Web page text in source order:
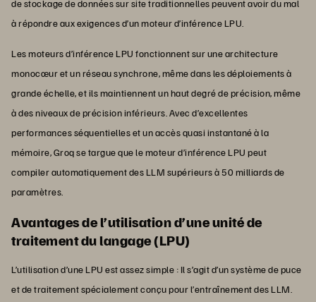
de stockage de données sur site traditionnelles peuvent avoir du mal
à répondre aux exigences d’un moteur d’inférence LPU.
Les moteurs d’inférence LPU fonctionnent sur une architecture
monocœur et un réseau synchrone, même dans les déploiements à
grande échelle, et ils maintiennent un haut degré de précision, même
à des niveaux de précision inférieurs. Avec d’excellentes
performances séquentielles et un accès quasi instantané à la
mémoire, Groq se targue que le moteur d’inférence LPU peut
compiler automatiquement des LLM supérieurs à 50 milliards de
paramètres.
Avantages de l’utilisation d’une unité de
traitement du langage (LPU)
L’utilisation d’une LPU est assez simple : Il s’agit d’un système de puce
et de traitement spécialement conçu pour l’entraînement des LLM.